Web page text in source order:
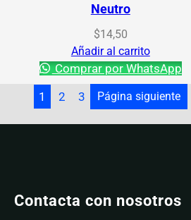
Neutro
$14,50
Añadir al carrito
Comprar por WhatsApp
1
2 3 Página siguiente
Contacta con nosotros